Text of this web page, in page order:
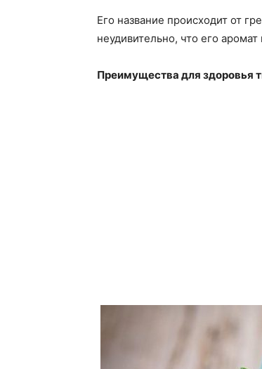
Его название происходит от
неудивительно, что его
Преимущества для здоровья